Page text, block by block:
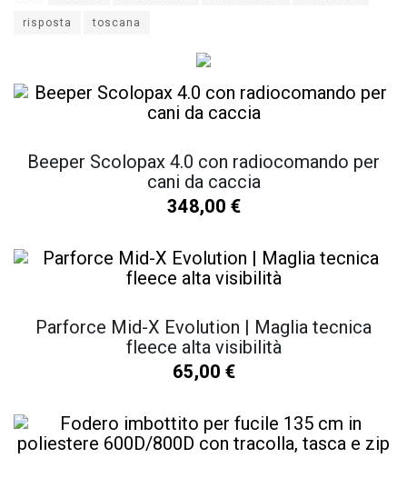
risposta
toscana
Beeper Scolopax 4.0 con radiocomando per
cani da caccia
348,00 €
Parforce Mid-X Evolution | Maglia tecnica
fleece alta visibilità
65,00 €